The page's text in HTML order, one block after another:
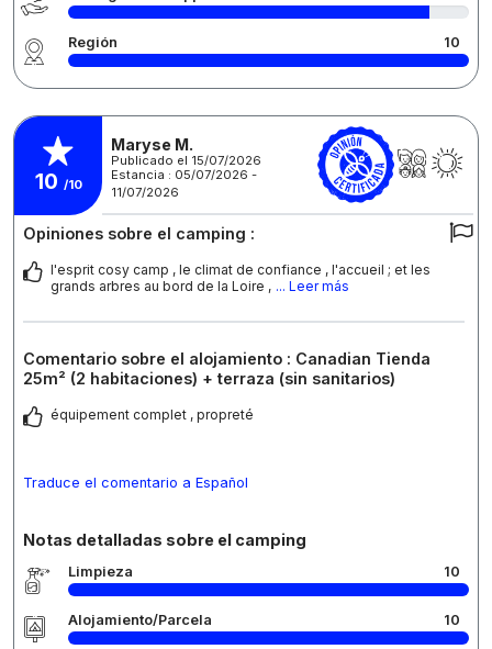
Región 10
10 /10
Maryse M.
Publicado el 15/07/2026
Estancia : 05/07/2026 -
11/07/2026
Opiniones sobre el camping :
l'esprit cosy camp , le climat de confiance , l'accueil ; et les
grands arbres au bord de la Loire , ... Leer más
Comentario sobre el alojamiento : Canadian Tienda
25m² (2 habitaciones) + terraza (sin sanitarios)
équipement complet , propreté
Traduce el comentario a Español
Notas detalladas sobre el camping
Limpieza 10
Alojamiento/Parcela 10